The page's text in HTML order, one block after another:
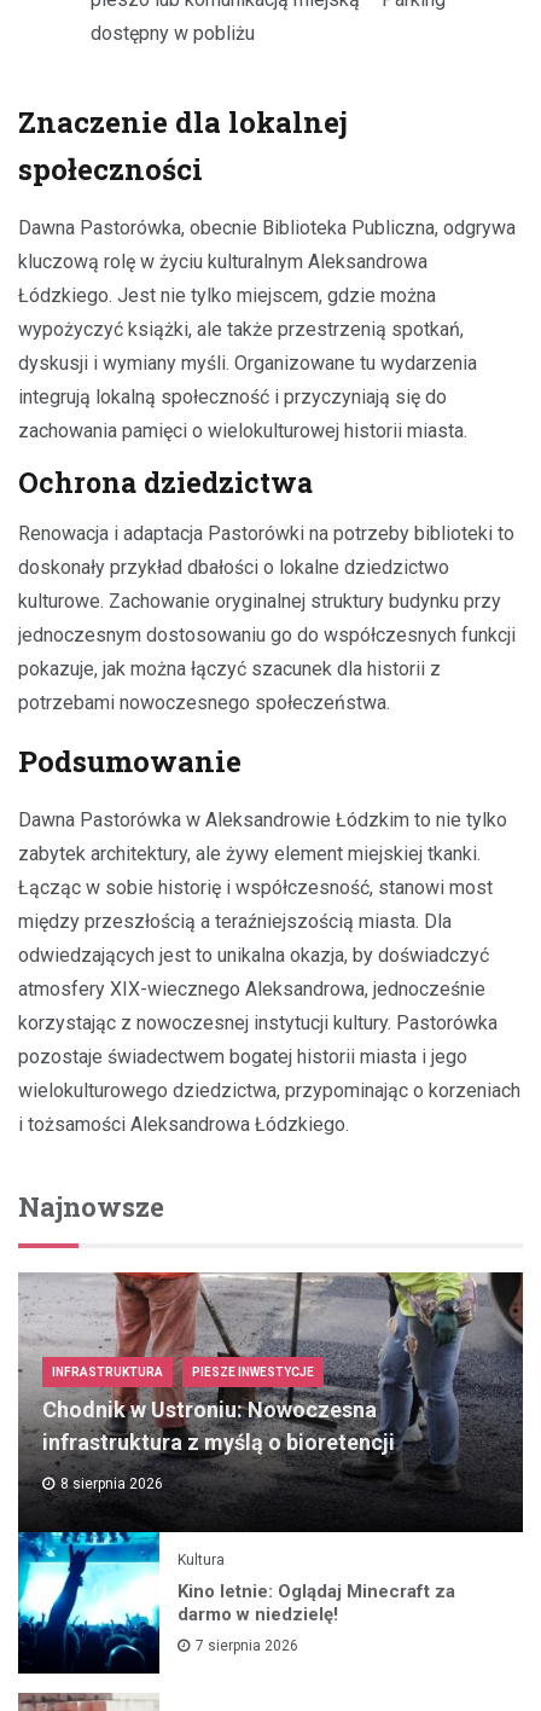
dostępny w pobliżu
Znaczenie dla lokalnej
społeczności
Dawna Pastorówka, obecnie Biblioteka Publiczna, odgrywa
kluczową rolę w życiu kulturalnym Aleksandrowa
Łódzkiego. Jest nie tylko miejscem, gdzie można
wypożyczyć książki, ale także przestrzenią spotkań,
dyskusji i wymiany myśli. Organizowane tu wydarzenia
integrują lokalną społeczność i przyczyniają się do
zachowania pamięci o wielokulturowej historii miasta.
Ochrona dziedzictwa
Renowacja i adaptacja Pastorówki na potrzeby biblioteki to
doskonały przykład dbałości o lokalne dziedzictwo
kulturowe. Zachowanie oryginalnej struktury budynku przy
jednoczesnym dostosowaniu go do współczesnych funkcji
pokazuje, jak można łączyć szacunek dla historii z
potrzebami nowoczesnego społeczeństwa.
Podsumowanie
Dawna Pastorówka w Aleksandrowie Łódzkim to nie tylko
zabytek architektury, ale żywy element miejskiej tkanki.
Łącząc w sobie historię i współczesność, stanowi most
między przeszłością a teraźniejszością miasta. Dla
odwiedzających jest to unikalna okazja, by doświadczyć
atmosfery XIX-wiecznego Aleksandrowa, jednocześnie
korzystając z nowoczesnej instytucji kultury. Pastorówka
pozostaje świadectwem bogatej historii miasta i jego
wielokulturowego dziedzictwa, przypominając o korzeniach
i tożsamości Aleksandrowa Łódzkiego.
Najnowsze
INFRASTRUKTURA PIESZE INWESTYCJE
Chodnik w Ustroniu: Nowoczesna
infrastruktura z myślą o bioretencji
8 sierpnia 2026
Kultura
Kino letnie: Oglądaj Minecraft za
darmo w niedzielę!
7 sierpnia 2026